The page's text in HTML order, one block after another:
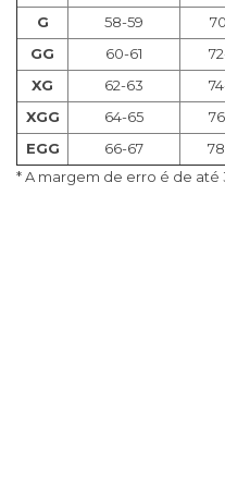
G
58-59
GG
60-61
XG
62-63
XGG
64-65
EGG
66-67
* A margem de erro é de até